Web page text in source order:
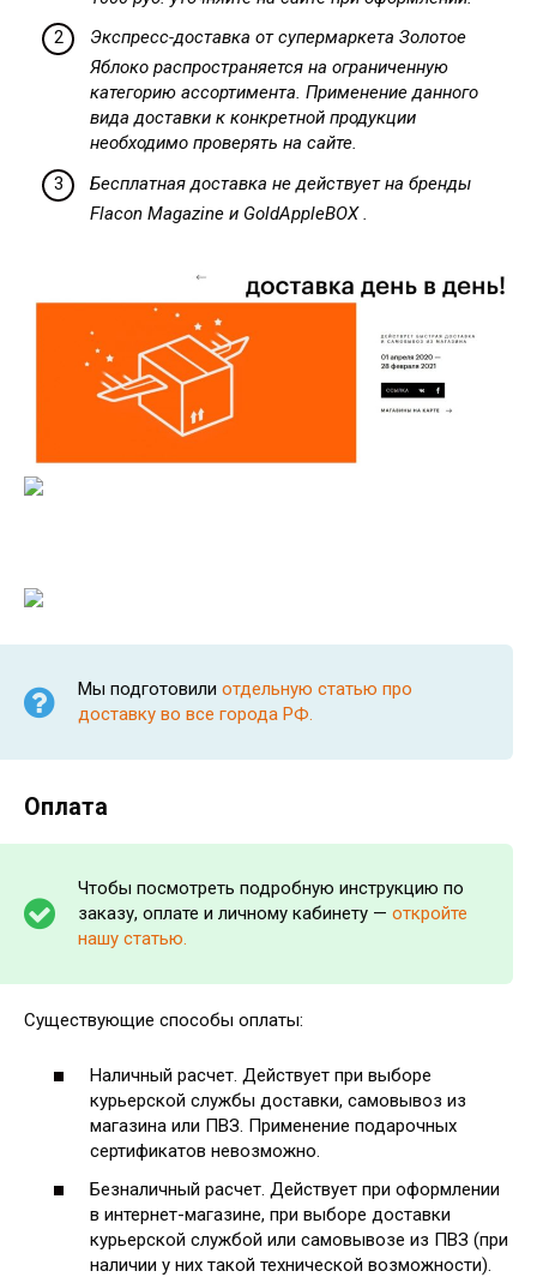
Экспресс-доставка от супермаркета Золотое
Яблоко распространяется на ограниченную
категорию ассортимента. Применение данного
вида доставки к конкретной продукции
необходимо проверять на сайте.
Бесплатная доставка не действует на бренды
Flacon Magazine и GoldAppleBOX .
Мы подготовили отдельную статью про
доставку во все города РФ.
Оплата
Чтобы посмотреть подробную инструкцию по
заказу, оплате и личному кабинету — откройте
нашу статью.
Существующие способы оплаты:
Наличный расчет. Действует при выборе
курьерской службы доставки, самовывоз из
магазина или ПВЗ. Применение подарочных
сертификатов невозможно.
Безналичный расчет. Действует при оформлении
в интернет-магазине, при выборе доставки
курьерской службой или самовывозе из ПВЗ (при
наличии у них такой технической возможности).